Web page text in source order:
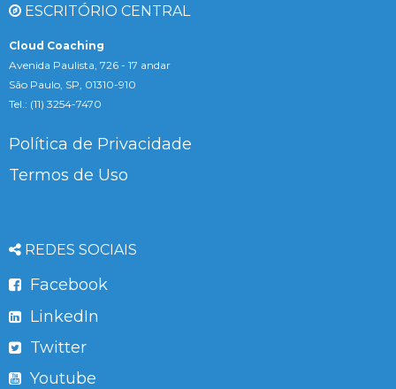
ESCRITÓRIO CENTRAL
Cloud Coaching
Avenida Paulista, 726 - 17 andar
São Paulo, SP, 01310-910
Tel.: (11) 3254-7470
Política de Privacidade
Termos de Uso
REDES SOCIAIS
Facebook
LinkedIn
Twitter
Youtube